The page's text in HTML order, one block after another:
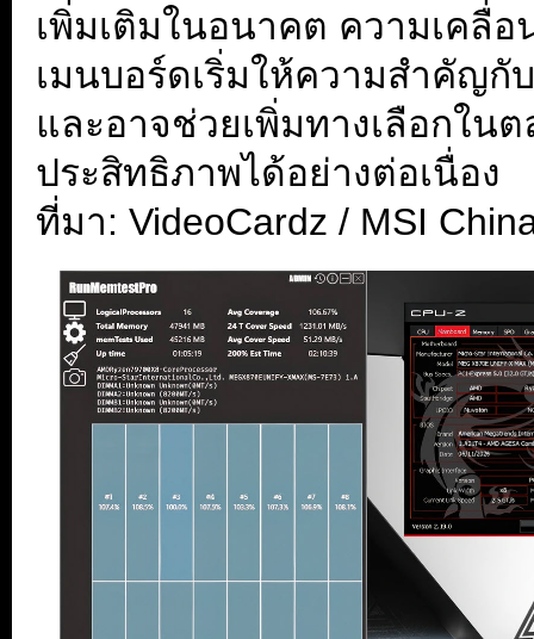
เพิ่มเติมในอนาคต ความเคลื่
เมนบอร์ดเริ่มให้ความสำคัญ
และอาจช่วยเพิ่มทางเลือกใน
ประสิทธิภาพได้อย่างต่อเนื่อง
ที่มา: VideoCardz / MSI